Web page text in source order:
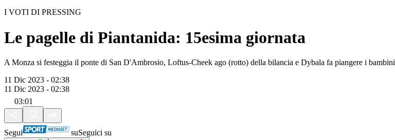
I VOTI DI PRESSING
Le pagelle di Piantanida: 15esima giornata
A Monza si festeggia il ponte di San D'Ambrosio, Loftus-Cheek ago (rotto) della bilancia e Dybala fa piangere i bambini
11 Dic 2023 - 02:38
11 Dic 2023 - 02:38
03:01
Segui suSeguici su